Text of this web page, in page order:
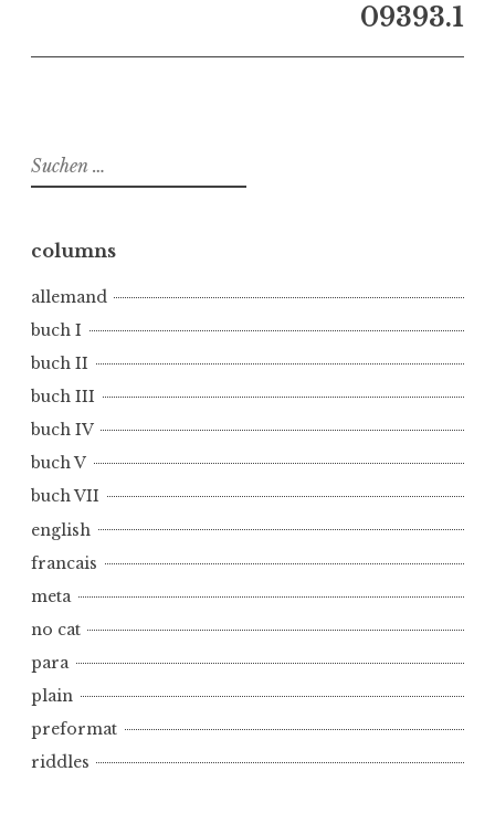
l
t
i
b
c
h
V
I
09393.1
Suchen
nach:
columns
allemand
buch I
buch II
buch III
buch IV
buch V
buch VII
english
francais
meta
no cat
para
plain
preformat
riddles